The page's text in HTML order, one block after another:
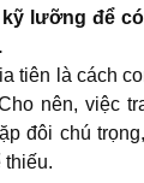
lưỡng để
tiên là cách
nên, việc
đôi chú
thiếu.